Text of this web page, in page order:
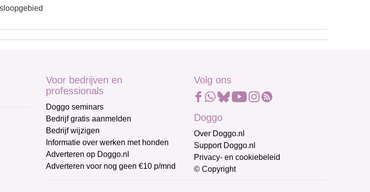
Voor bedrijven en
professionals
Doggo seminars
Bedrijf gratis aanmelden
Bedrijf wijzigen
Informatie over werken met honden
Adverteren op Doggo.nl
Adverteren voor nog geen €10 p/mnd
Volg ons
Doggo
Over Doggo.nl
Support Doggo.nl
Privacy- en cookiebeleid
© Copyright